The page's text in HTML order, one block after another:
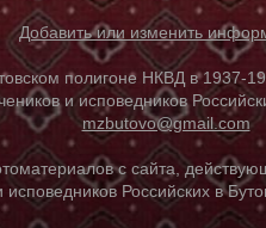
Добавить или изменить
полигоне НКВД в 1937-
и исповедников
mzbutovo@gmail.com
с сайта,
Российских в